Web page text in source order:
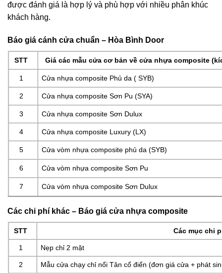
được đánh giá là hợp lý và phù hợp với nhiều phân khúc
khách hàng.
Báo giá cánh cửa chuẩn – Hòa Bình Door
STT Giá các mẫu cửa cơ bản về cửa nhựa composite
1 Cửa nhựa composite Phủ da ( SYB)
2 Cửa nhựa composite Sơn Pu (SYA)
3 Cửa nhựa composite Sơn Dulux
4 Cửa nhựa composite Luxury (LX)
5 Cửa vòm nhựa composite phủ da (SYB)
6 Cửa vòm nhựa composite Sơn Pu
7 Cửa vòm nhựa composite Sơn Dulux
Các chi phí khác – Báo giá cửa nhựa composite
STT Các mục chi
1 Nẹp chỉ 2 mặt
2 Mẫu cửa chạy chỉ nổi Tân cổ điển (đơn giá cửa + phát